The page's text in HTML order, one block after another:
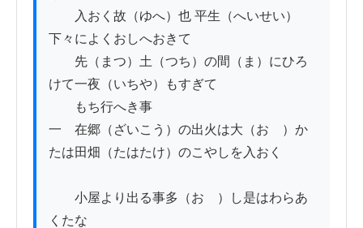
入おく故（ゆへ）也 平生（へいせい）
下々によくおしへおきて
先（まつ）土（つち）の間（ま）にひろ
けて一夜（いちや）もすぎて
もち行へき事
一　在郷（ざいこう）の出火は大（おゝ）か
たは田畑（たはたけ）のこやしを入おく
小屋より出る事多（おゝ）し是はわらあ
くたな